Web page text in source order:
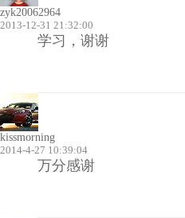
zyk20062964
2013-12-31 21:32:00
学习，谢谢
kissmorning
2014-4-27 10:39:04
万分感谢